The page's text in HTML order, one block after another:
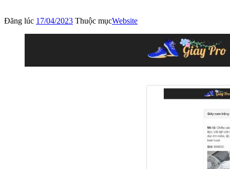
Đăng lúc 17/04/2023 Thuộc mụcWebsite